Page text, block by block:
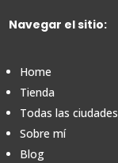
Navegar el sitio:
Home
Tienda
Todas las ciudades
Sobre mí
Blog